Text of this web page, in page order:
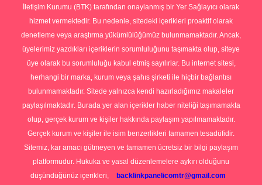
İletişim Kurumu (BTK) tarafından onaylanmış bir Yer Sağlayıcı olarak
hizmet vermektedir. Bu nedenle, sitedeki içerikleri proaktif olarak
denetleme veya araştırma yükümlülüğümüz bulunmamaktadır. Ancak,
üyelerimiz yazdıkları içeriklerin sorumluluğunu taşımakta olup, siteye
üye olarak bu sorumluluğu kabul etmiş sayılırlar. Bu internet sitesi,
herhangi bir marka, kurum veya şahıs şirketi ile hiçbir bağlantısı
bulunmamaktadır. Sitede yalnızca kendi hazırladığımız makaleler
paylaşılmaktadır. Burada yer alan içerikler haber niteliği taşımamakta
olup, gerçek kurum ve kişiler hakkında paylaşım yapılmamaktadır.
Gerçek kurum ve kişiler ile isim benzerlikleri tamamen tesadüfidir.
Sitemiz, kar amacı gütmeyen ve tamamen ücretsiz bir bilgi paylaşım
platformudur. Hukuka ve yasal düzenlemelere aykırı olduğunu
düşündüğünüz içerikleri,
backlinkpanelicomtr@gmail.com